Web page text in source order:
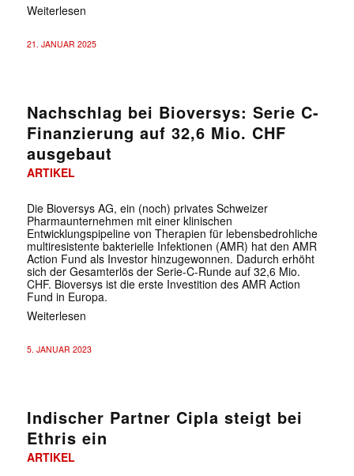
Weiterlesen
21. JANUAR 2025
Nachschlag bei Bioversys: Serie C-
Finanzierung auf 32,6 Mio. CHF
ausgebaut
ARTIKEL
Die Bioversys AG, ein (noch) privates Schweizer
Pharmaunternehmen mit einer klinischen
Entwicklungspipeline von Therapien für lebensbedrohliche
multiresistente bakterielle Infektionen (AMR) hat den AMR
Action Fund als Investor hinzugewonnen. Dadurch erhöht
sich der Gesamterlös der Serie-C-Runde auf 32,6 Mio.
CHF. Bioversys ist die erste Investition des AMR Action
Fund in Europa.
Weiterlesen
5. JANUAR 2023
Indischer Partner Cipla steigt bei
Ethris ein
ARTIKEL